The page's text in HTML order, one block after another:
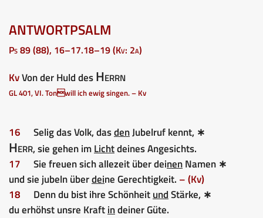
ANTWORTPSALM
Ps 89 (88), 16–17.18–19 (Kv: 2a)
KvVon der Huld desHerrn
GL 401, VI. Tonwill ich ewig singen.– Kv
16 Selig das Volk, dasdenJubelruf kennt, ∗
Herr, sie gehen imLichtdeines Angesichts.
17
Sie freuen sich allezeit über deinenNamen ∗
und sie jubeln überdeine Gerechtigkeit. – (Kv)
18
Denn du bist ihre SchönheitundStärke, ∗
du erhöhst unsre Kraftindeiner Güte.